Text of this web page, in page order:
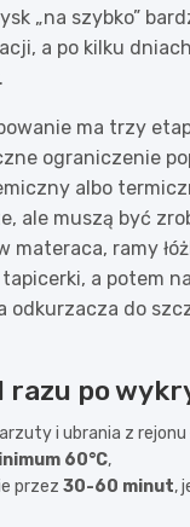
„na szybko”
a po kilku
ma trzy
ograniczenie
albo
ale muszą być
materaca, ramy
tapicerki, a potem
odkurzacza do
razu po
i ubrania z rejonu
60°C,
przez 30-60 minut,